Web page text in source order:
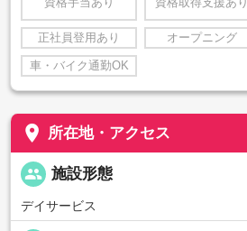
資格手当あり 資格取得支援あり
正社員登用あり オープニング
車・バイク通勤OK
place 所在地・アクセス
people 施設形態
デイサービス